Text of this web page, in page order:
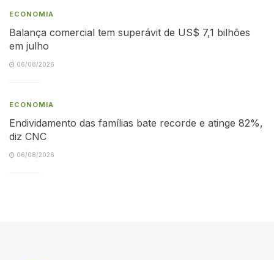
ECONOMIA
Balança comercial tem superávit de US$ 7,1 bilhões
em julho
06/08/2026
ECONOMIA
Endividamento das famílias bate recorde e atinge 82%,
diz CNC
06/08/2026